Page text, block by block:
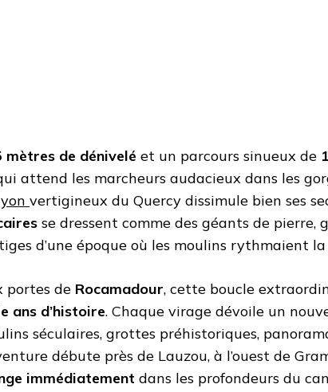
mètres de dénivelé et un parcours sinueux de
attend les marcheurs audacieux dans les
vertigineux du Quercy dissimule bien ses
se dressent comme des géants de pierre,
d’une époque où les moulins rythmaient
portes de Rocamadour, cette boucle
ans d’histoire. Chaque virage dévoile un
séculaires, grottes préhistoriques,
débute près de Lauzou, à l’ouest de
immédiatement dans les profondeurs du